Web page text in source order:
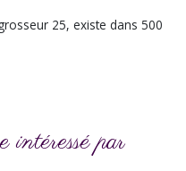
25, existe dans 500
intéressé par